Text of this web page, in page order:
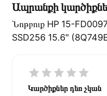
Ապրանքի
Նոթբուք HP 15-
SSD256 15.6"
Կարծիքներ դեռ չկան